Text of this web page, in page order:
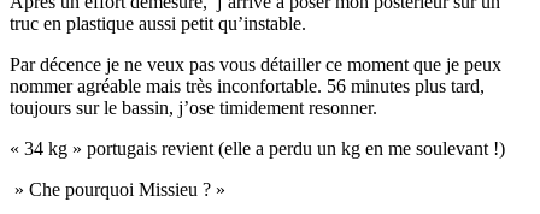
truc en plastique aussi petit qu’instable.
Par décence je ne veux pas vous détailler ce moment que je peux
nommer agréable mais très inconfortable. 56 minutes plus tard,
toujours sur le bassin, j’ose timidement resonner.
« 34 kg » portugais revient (elle a perdu un kg en me soulevant !)
» Che pourquoi Missieu ? »